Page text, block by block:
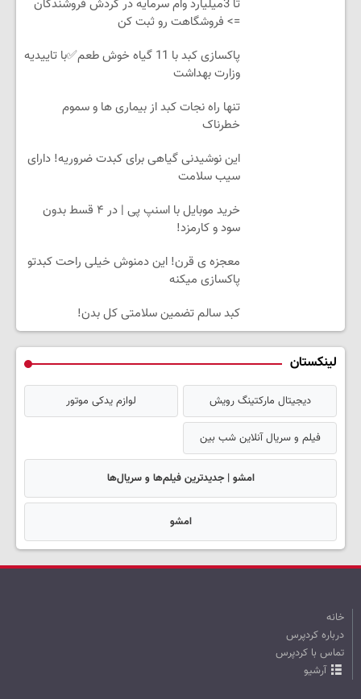
تا 3میلیارد وام سرمایه در گردش فروشندگان
=> فروشگاهت رو ثبت کن
پاکسازی کبد با 11 گیاه خوش طعم✅با تاییدیه
وزارت بهداشت
تنها راه نجات کبد از بیماری ها و سموم
خطرناک
این نوشیدنی گیاهی برای کبدت ضروریه! دارای
سیب سلامت
خرید موبایل با اسنپ پی | در ۴ قسط بدون
سود و کارمزد!
معجزه ی قرن! این دمنوش خیلی راحت کبدتو
پاکسازی میکنه
کبد سالم تضمین سلامتی کل بدن!
لینکستان
دیجیتال مارکتینگ رویش لوازم یدکی موتور
فیلم و سریال آنلاین شب بین
امشو | جدیدترین فیلم‌ها و سریال‌ها
امشو
خانه
درباره کردپرس
تماس با کردپرس
آرشیو